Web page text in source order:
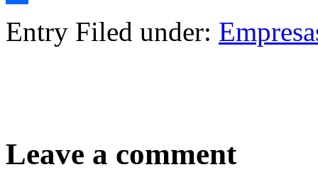
Entry Filed under:
Leave a comment